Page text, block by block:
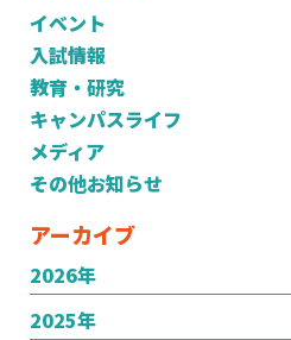
イベント
入試情報
教育・研究
キャンパスライフ
メディア
その他お知らせ
アーカイブ
2026年
2025年